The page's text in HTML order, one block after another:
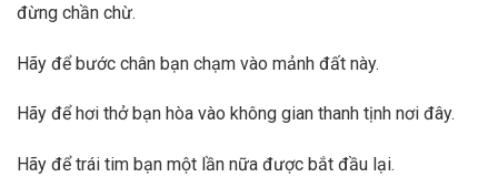
đừng chần chừ.
Hãy để bước chân bạn chạm vào mảnh đất này.
Hãy để hơi thở bạn hòa vào không gian thanh tịnh nơi đây.
Hãy để trái tim bạn một lần nữa được bắt đầu lại.